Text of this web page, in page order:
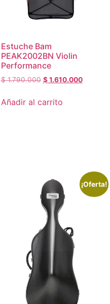
Estuche Bam
PEAK2002BN Violin
Performance
$1.790.000 $1.610.000
Añadir al carrito
¡Oferta!